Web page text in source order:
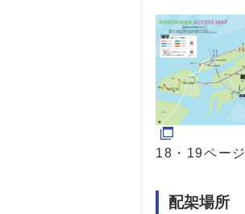
18・19ページ
配架場所